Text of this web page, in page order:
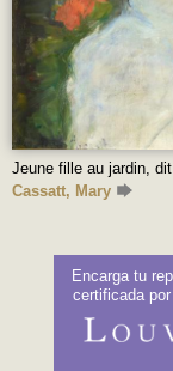
Jeune fille au jardin,
Cassatt, Mary
Encarga tu
certificada